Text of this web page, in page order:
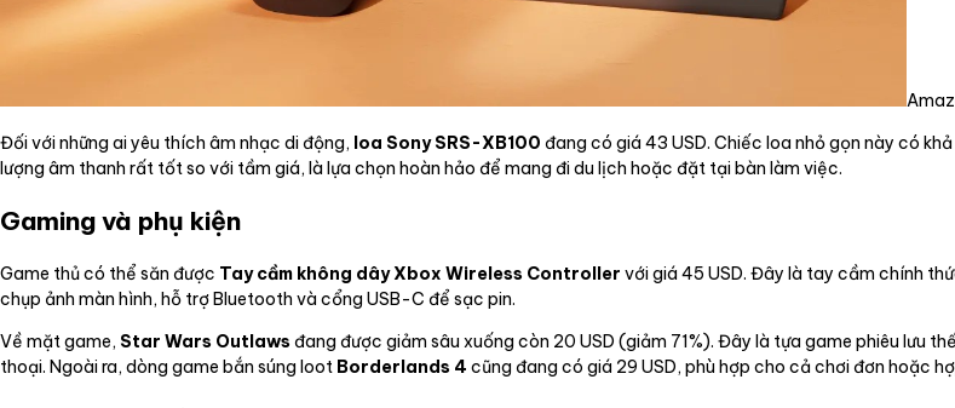
Đối với những ai yêu thích âm nhạc di động, loa Sony SRS-XB100 đang có giá 43 USD. Chiếc loa nhỏ gọn này có
lượng âm thanh rất tốt so với tầm giá, là lựa chọn hoàn hảo để mang đi du lịch hoặc đặt tại bàn làm việc.
Gaming và phụ kiện
Game thủ có thể săn được Tay cầm không dây Xbox Wireless Controller với giá 45 USD. Đây là tay cầm chính
chụp ảnh màn hình, hỗ trợ Bluetooth và cổng USB-C để sạc pin.
Về mặt game, Star Wars Outlaws đang được giảm sâu xuống còn 20 USD (giảm 71%). Đây là tựa game phiêu lưu
thoại. Ngoài ra, dòng game bắn súng loot Borderlands 4 cũng đang có giá 29 USD, phù hợp cho cả chơi đơn hoặc